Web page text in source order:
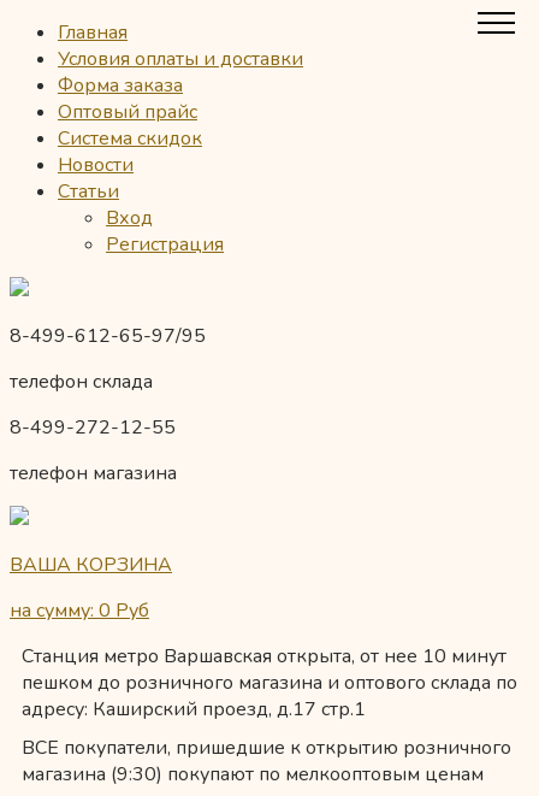
Главная
Условия оплаты и доставки
Форма заказа
Оптовый прайс
Система скидок
Новости
Статьи
Вход
Регистрация
8-499-612-65-97/95
телефон склада
8-499-272-12-55
телефон магазина
ВАША КОРЗИНА
на сумму: 0 Руб
Станция метро Варшавская открыта, от нее 10 минут
пешком до розничного магазина и оптового склада по
адресу: Каширский проезд, д.17 стр.1
ВСЕ покупатели, пришедшие к открытию розничного
магазина (9:30) покупают по мелкооптовым ценам